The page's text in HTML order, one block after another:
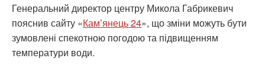
Генеральний директор центру Микола Габрикевич
пояснив сайту «Кам’янець 24», що зміни можуть бути
зумовлені спекотною погодою та підвищенням
температури води.